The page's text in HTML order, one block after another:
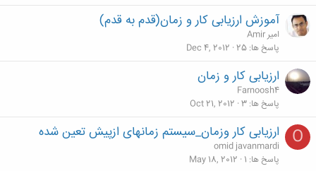
آموزش ارزیابی کار و زمان(قدم به قدم)
امیر Amir
پاسخ ها 25
Dec 4, 2012
ارزیابی کار و زمان
Farnoosh4
پاسخ ها 3
Oct 21, 2012
O ارزیابی کار وزمان_سیستم زمانهای ازپیش تعین شده
omid javanmardi
پاسخ ها 1
May 18, 2012